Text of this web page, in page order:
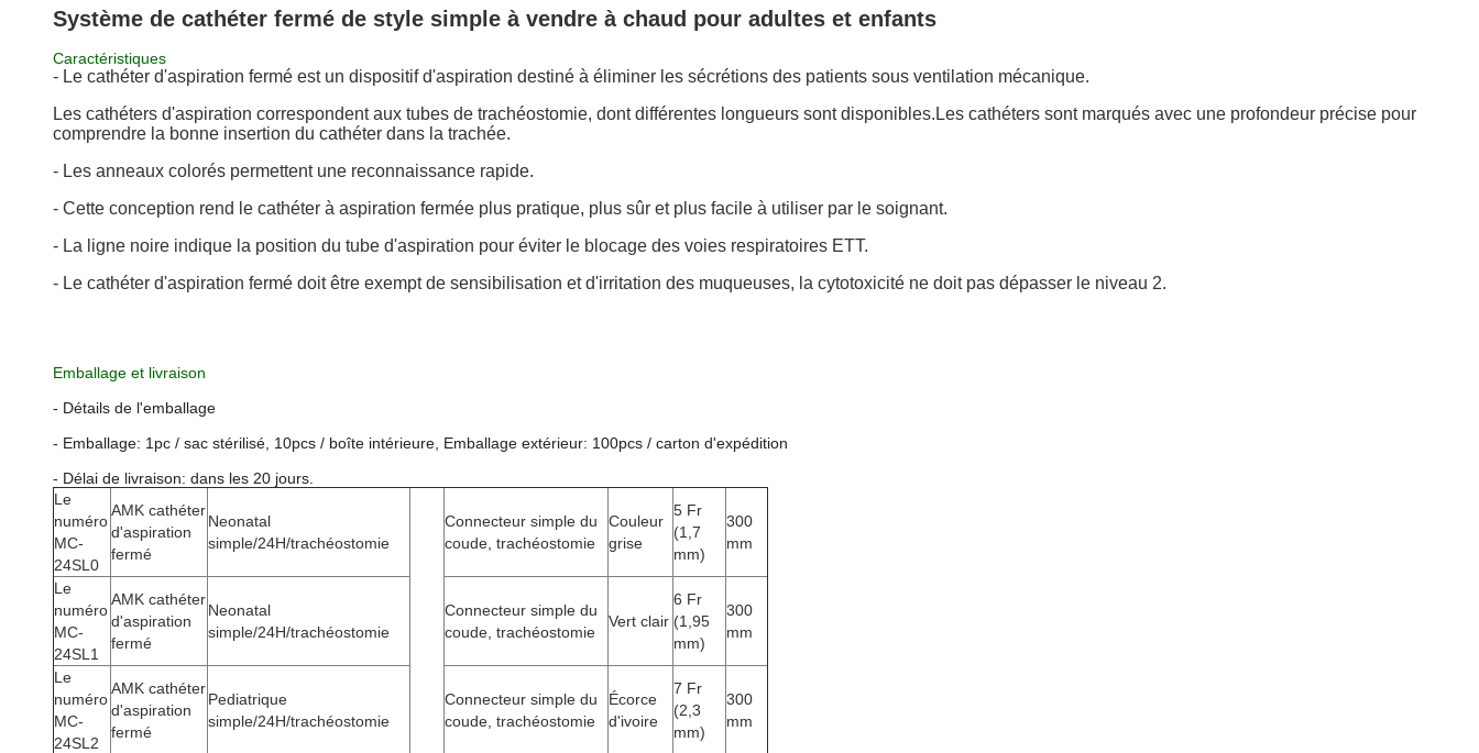
Système de cathéter fermé de style simple à vendre à chaud pour adultes et enfants
Caractéristiques
- Le cathéter d'aspiration fermé est un dispositif d'aspiration destiné à éliminer les sécrétions des patients sous ventilation mécanique.
Les cathéters d'aspiration correspondent aux tubes de trachéostomie, dont différentes longueurs sont disponibles.Les cathéters sont marqués avec une profondeur précise pour
comprendre la bonne insertion du cathéter dans la trachée.
- Les anneaux colorés permettent une reconnaissance rapide.
- Cette conception rend le cathéter à aspiration fermée plus pratique, plus sûr et plus facile à utiliser par le soignant.
- La ligne noire indique la position du tube d'aspiration pour éviter le blocage des voies respiratoires ETT.
- Le cathéter d'aspiration fermé doit être exempt de sensibilisation et d'irritation des muqueuses, la cytotoxicité ne doit pas dépasser le niveau 2.
Emballage et livraison
- Détails de l'emballage
- Emballage: 1pc / sac stérilisé, 10pcs / boîte intérieure, Emballage extérieur: 100pcs / carton d'expédition
- Délai de livraison: dans les 20 jours.
Le
numéro
MC-
24SL0
AMK cathéter
d'aspiration
fermé
Neonatal
simple/24H/trachéostomie
Connecteur simple du
coude, trachéostomie
Couleur
grise
5 Fr
(1,7
mm)
300
mm
Le
numéro
MC-
24SL1
AMK cathéter
d'aspiration
fermé
Neonatal
simple/24H/trachéostomie
Connecteur simple du
coude, trachéostomie
Vert clair
6 Fr
(1,95
mm)
300
mm
Le
numéro
MC-
24SL2
AMK cathéter
d'aspiration
fermé
Pediatrique
simple/24H/trachéostomie
Connecteur simple du
coude, trachéostomie
Écorce
d'ivoire
7 Fr
(2,3
mm)
300
mm